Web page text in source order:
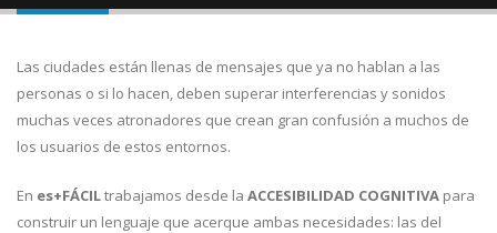
Las ciudades están llenas de mensajes que ya no hablan a las
personas o si lo hacen, deben superar interferencias y sonidos
muchas veces atronadores que crean gran confusión a muchos de
los usuarios de estos entornos.
En es+FÁCILtrabajamos desde la ACCESIBILIDAD COGNITIVA para
construir un lenguaje que acerque ambas necesidades: las del